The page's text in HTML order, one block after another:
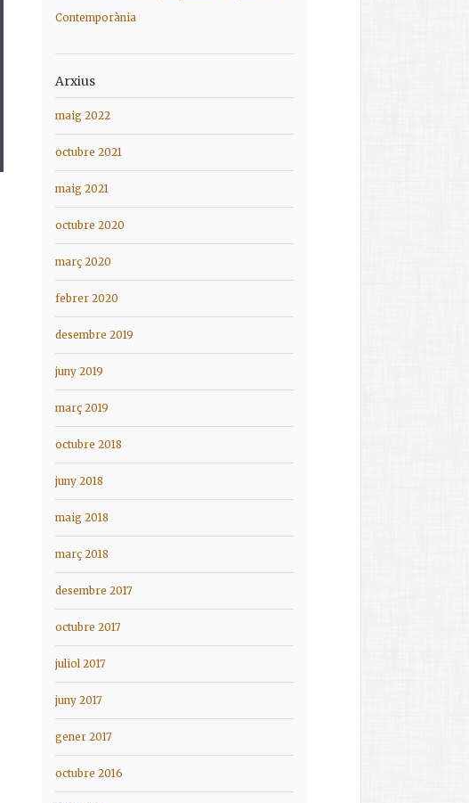
Contemporània
Arxius
maig 2022
octubre 2021
maig 2021
octubre 2020
març 2020
febrer 2020
desembre 2019
juny 2019
març 2019
octubre 2018
juny 2018
maig 2018
març 2018
desembre 2017
octubre 2017
juliol 2017
juny 2017
gener 2017
octubre 2016